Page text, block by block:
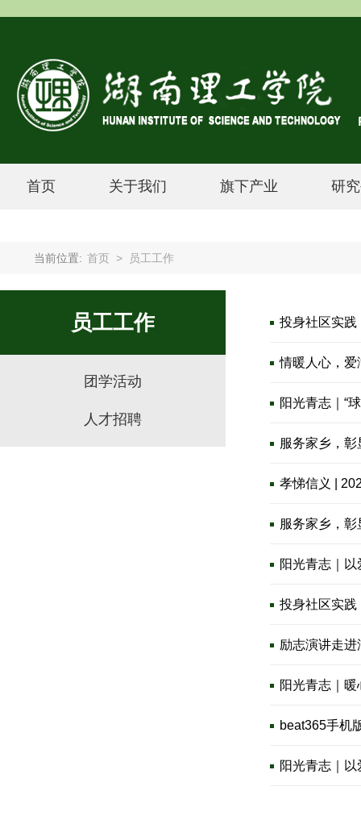
首页 关于我们 旗下产业 研
当前位置: 首页 > 员工工作
员工工作
团学活动
人才招聘
投身社区实践
情暖人心，爱
阳光青志｜“
服务家乡，
孝悌信义 |
服务家乡，
阳光青志｜
投身社区实践
励志演讲走
阳光青志｜
beat365手机
阳光青志｜